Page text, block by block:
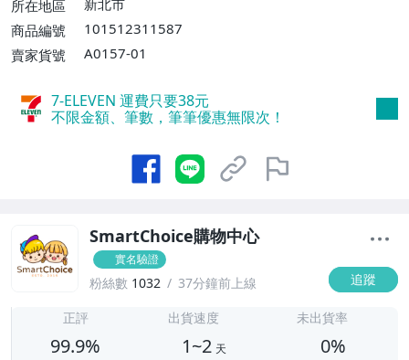
所在地區
新北市
商品編號
101512311587
賣家貨號
A0157-01
7-ELEVEN 運費只要38元
不限金額、筆數，筆筆優惠無限次！
SmartChoice購物中心
實名驗證
粉絲數 1032 37分鐘前上線 追蹤
正評
99.9%
出貨速度
1~2 天
未出貨率
0%